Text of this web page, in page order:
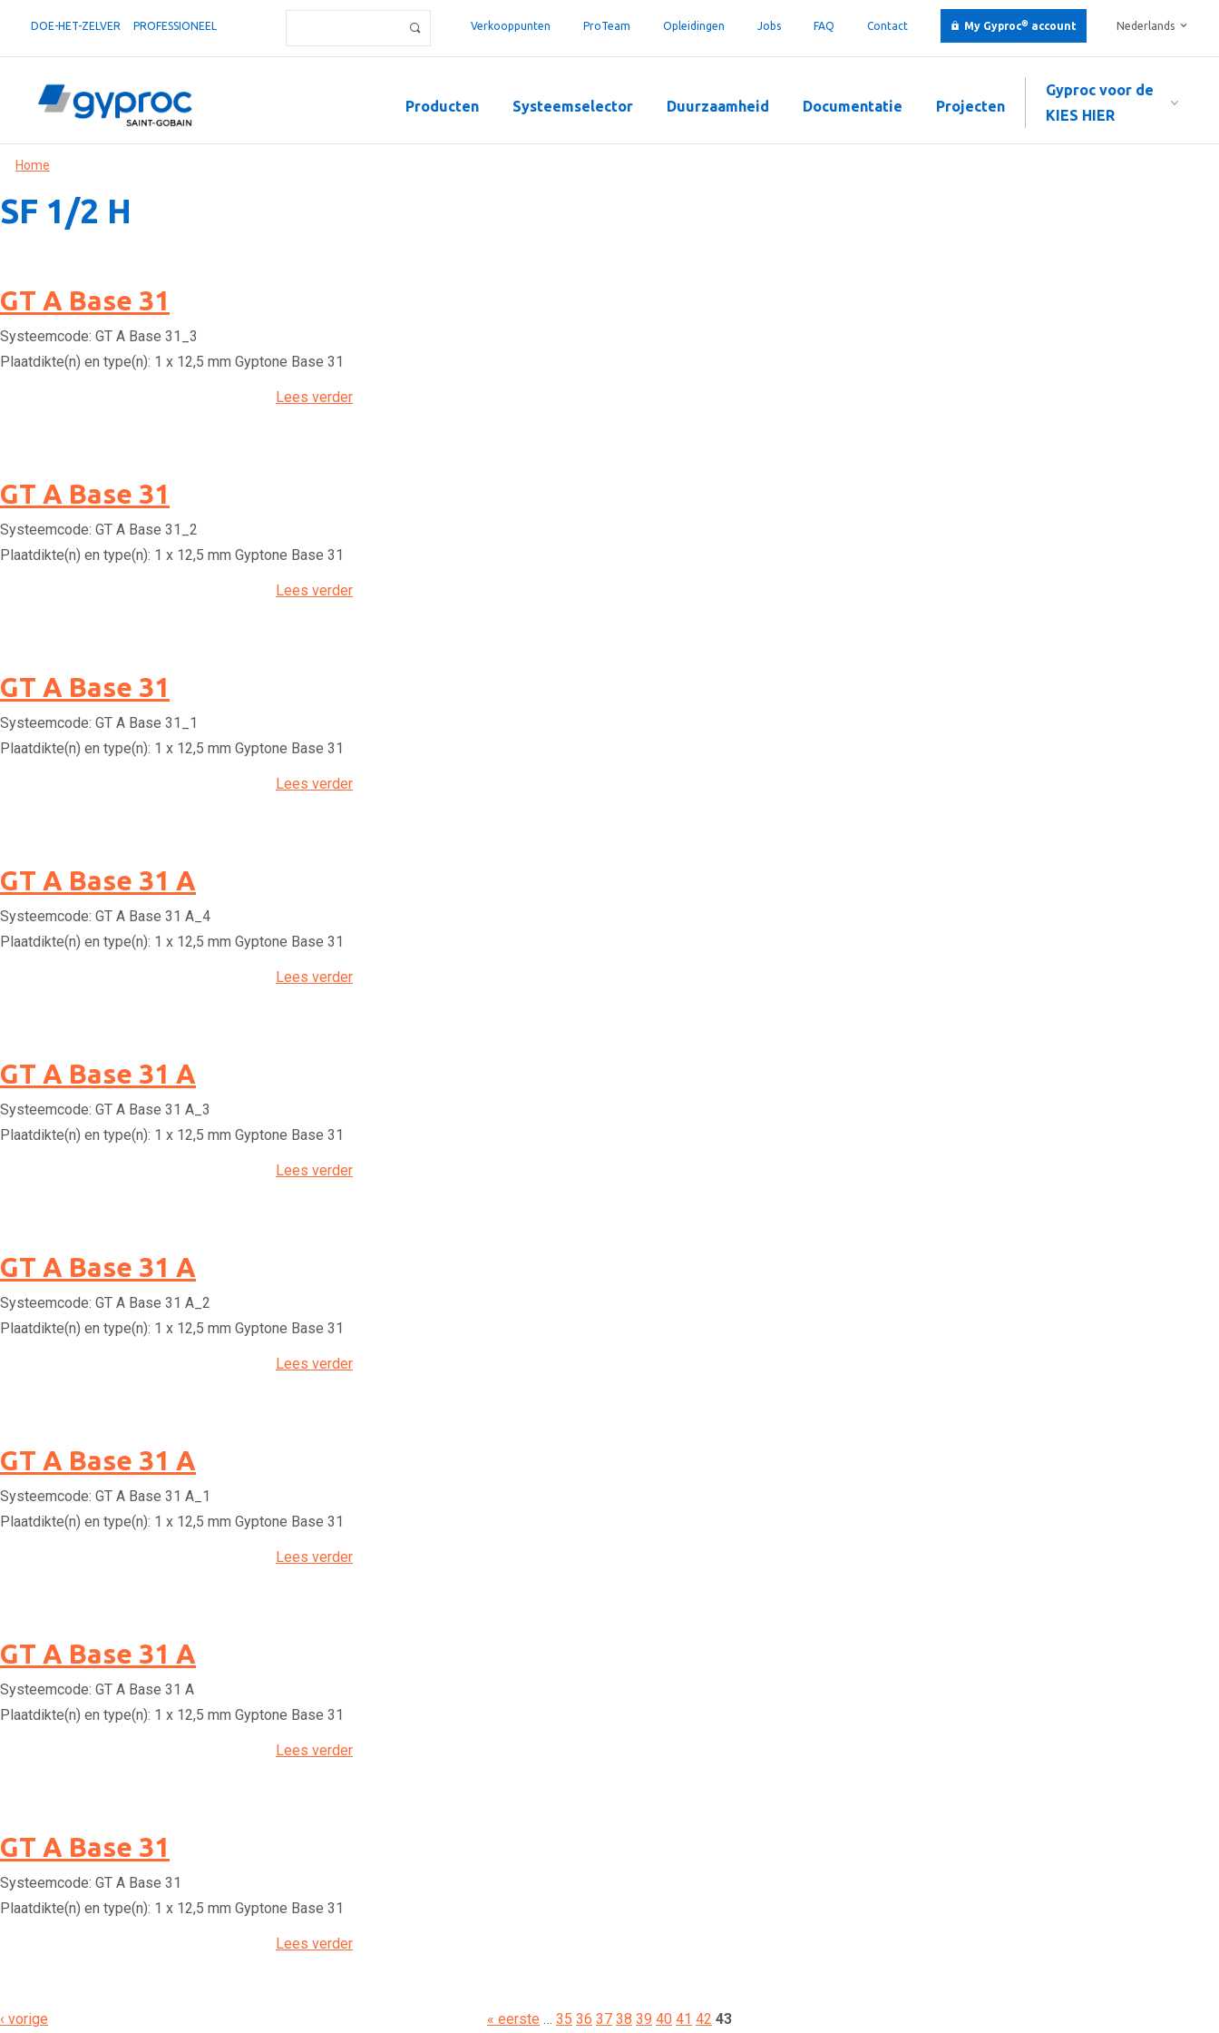
DOE-HET-ZELVER PROFESSIONEEL Nederlands
Verkooppunten ProTeam Opleidingen Jobs FAQ Contact My Gyproc® account
Gyproc voor de
KIES HIER
Producten Systeemselector Duurzaamheid Documentatie Projecten
Home
SF 1/2 H
GT A Base 31
Systeemcode: GT A Base 31_3
Plaatdikte(n) en type(n): 1 x 12,5 mm Gyptone Base 31
Lees verder
GT A Base 31
Systeemcode: GT A Base 31_2
Plaatdikte(n) en type(n): 1 x 12,5 mm Gyptone Base 31
Lees verder
GT A Base 31
Systeemcode: GT A Base 31_1
Plaatdikte(n) en type(n): 1 x 12,5 mm Gyptone Base 31
Lees verder
GT A Base 31 A
Systeemcode: GT A Base 31 A_4
Plaatdikte(n) en type(n): 1 x 12,5 mm Gyptone Base 31
Lees verder
GT A Base 31 A
Systeemcode: GT A Base 31 A_3
Plaatdikte(n) en type(n): 1 x 12,5 mm Gyptone Base 31
Lees verder
GT A Base 31 A
Systeemcode: GT A Base 31 A_2
Plaatdikte(n) en type(n): 1 x 12,5 mm Gyptone Base 31
Lees verder
GT A Base 31 A
Systeemcode: GT A Base 31 A_1
Plaatdikte(n) en type(n): 1 x 12,5 mm Gyptone Base 31
Lees verder
GT A Base 31 A
Systeemcode: GT A Base 31 A
Plaatdikte(n) en type(n): 1 x 12,5 mm Gyptone Base 31
Lees verder
GT A Base 31
Systeemcode: GT A Base 31
Plaatdikte(n) en type(n): 1 x 12,5 mm Gyptone Base 31
Lees verder
« eerste
‹ vorige … 35 36 37 38 39 40 41 42 43